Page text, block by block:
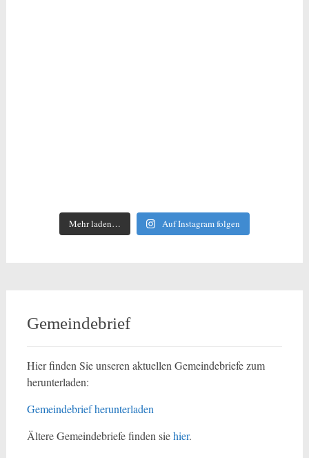
Mehr laden… Auf Instagram folgen
Gemeindebrief
Hier finden Sie unseren aktuellen Gemeindebriefe zum
herunterladen:
Gemeindebrief herunterladen
Ältere Gemeindebriefe finden siehier.